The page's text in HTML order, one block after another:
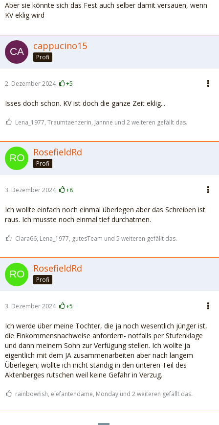
Aber sie könnte sich das Fest auch selber damit versauen, wenn
KV eklig wird
cappucino15
Profi
2. Dezember 2024 +5
Isses doch schon. KV ist doch die ganze Zeit eklig...
Lena_1977, Traumtaenzerin, Jannne und 2 weiteren gefällt das.
RosefieldRd
Profi
3. Dezember 2024 +8
Ich wollte einfach noch einmal überlegen aber das Schreiben ist
raus. Ich musste noch einmal tief durchatmen.
Clara66, Lena_1977, gutesTeam und 5 weiteren gefällt das.
RosefieldRd
Profi
3. Dezember 2024 +5
Ich werde über meine Tochter, die ja noch wesentlich jünger ist,
die Einkommensnachweise anfordern- notfalls per Stufenklage
und dann meinem Sohn zur Verfügung stellen. Ich wollte ja
eigentlich mit dem JA zusammenarbeiten aber nach langem
Überlegen, wollte ich nicht ständig in den unteren Teil des
Aktenberges rutschen weil keine Gefahr in Verzug.
rainbowfish, elefantendame, Monday und 2 weiteren gefällt das.